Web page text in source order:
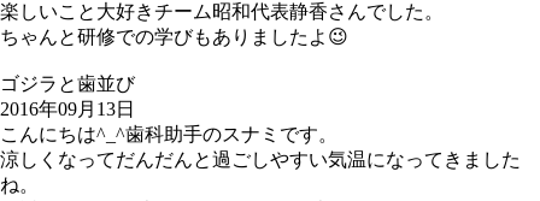
楽しいこと大好きチーム昭和代表静香さんでした。
ちゃんと研修での学びもありましたよ😉
ゴジラと歯並び
2016年09月13日
こんにちは^_^歯科助手のスナミです。
涼しくなってだんだんと過ごしやすい気温になってきました
ね。